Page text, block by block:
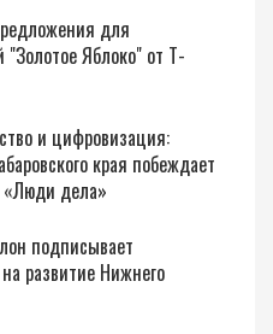
для
"Золотое Яблоко" от Т-
и цифровизация:
края побеждает
«Люди дела»
подписывает
развитие Нижнего